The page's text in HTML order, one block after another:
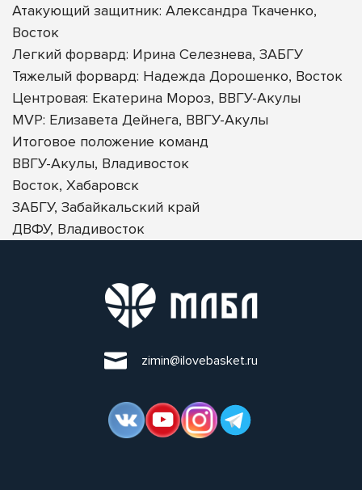
Атакующий защитник: Александра Ткаченко,
Восток
Легкий форвард: Ирина Селезнева, ЗАБГУ
Тяжелый форвард: Надежда Дорошенко, Восток
Центровая: Екатерина Мороз, ВВГУ-Акулы
MVP: Елизавета Дейнега, ВВГУ-Акулы
Итоговое положение команд
ВВГУ-Акулы, Владивосток
Восток, Хабаровск
ЗАБГУ, Забайкальский край
ДВФУ, Владивосток
zimin@ilovebasket.ru